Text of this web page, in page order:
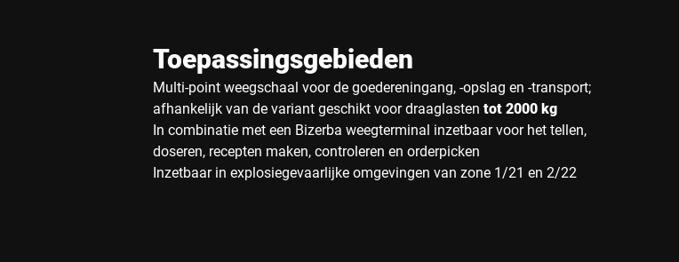
Toepassingsgebieden
Multi-point weegschaal voor de goedereningang, -opslag en -transport;
afhankelijk van de variant geschikt voor draaglasten tot 2000 kg
In combinatie met een Bizerba weegterminal inzetbaar voor het tellen,
doseren, recepten maken, controleren en orderpicken
Inzetbaar in explosiegevaarlijke omgevingen van zone 1/21 en 2/22